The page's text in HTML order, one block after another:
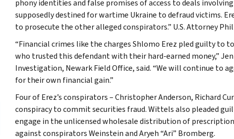
phony identities and false promises of access to deals
supposedly destined for wartime Ukraine to defraud victims.
to prosecute the other alleged conspirators.” U.S. Attorney
“Financial crimes like the charges Shlomo Erez pled guilty to
who trusted this defendant with their hard-earned money,”
Investigation, Newark Field Office, said. “We will continue to
for their own financial gain.”
Four of Erez’s conspirators – Christopher Anderson, Richard
conspiracy to commit securities fraud. Wittels also pleaded
engage in the unlicensed wholesale distribution of
against conspirators Weinstein and Aryeh “Ari” Bromberg.